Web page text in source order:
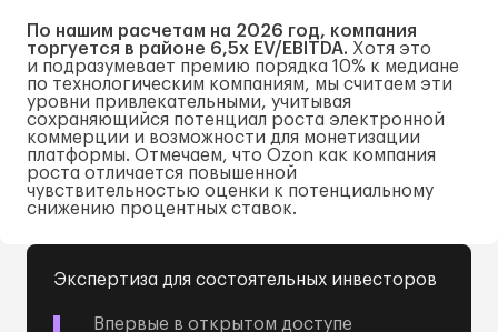
По нашим расчетам на 2026 год, компания
торгуется в районе 6,5x EV/EBITDA. Хотя это
и подразумевает премию порядка 10% к медиане
по технологическим компаниям, мы считаем эти
уровни привлекательными, учитывая
сохраняющийся потенциал роста электронной
коммерции и возможности для монетизации
платформы. Отмечаем, что Ozon как компания
роста отличается повышенной
чувствительностью оценки к потенциальному
снижению процентных ставок.
Экспертиза для состоятельных инвесторов
Впервые в открытом доступе